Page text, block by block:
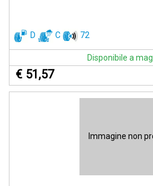
D C 72
Disponibile a
€ 51,57
Immagine non